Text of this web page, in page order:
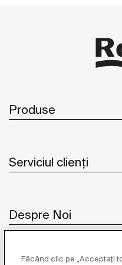
Produse
Serviciul clienți
Despre Noi
Făcând clic pe „Acceptați